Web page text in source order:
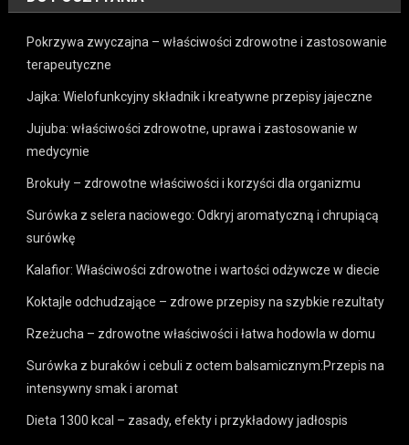
Pokrzywa zwyczajna – właściwości zdrowotne i zastosowanie
terapeutyczne
Jajka: Wielofunkcyjny składnik i kreatywne przepisy jajeczne
Jujuba: właściwości zdrowotne, uprawa i zastosowanie w
medycynie
Brokuły – zdrowotne właściwości i korzyści dla organizmu
Surówka z selera naciowego: Odkryj aromatyczną i chrupiącą
surówkę
Kalafior: Właściwości zdrowotne i wartości odżywcze w diecie
Koktajle odchudzające – zdrowe przepisy na szybkie rezultaty
Rzeżucha – zdrowotne właściwości i łatwa hodowla w domu
Surówka z buraków i cebuli z octem balsamicznym:Przepis na
intensywny smak i aromat
Dieta 1300 kcal – zasady, efekty i przykładowy jadłospis